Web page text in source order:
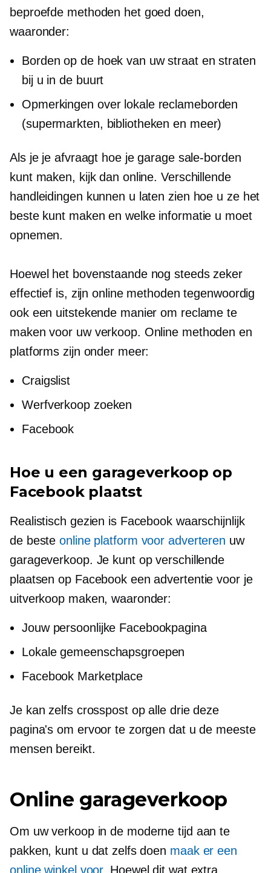
beproefde methoden het goed doen,
waaronder:
Borden op de hoek van uw straat en straten
bij u in de buurt
Opmerkingen over lokale reclameborden
(supermarkten, bibliotheken en meer)
Als je je afvraagt ​​hoe je garage sale-borden
kunt maken, kijk dan online. Verschillende
handleidingen kunnen u laten zien hoe u ze het
beste kunt maken en welke informatie u moet
opnemen.
Hoewel het bovenstaande nog steeds zeker
effectief is, zijn online methoden tegenwoordig
ook een uitstekende manier om reclame te
maken voor uw verkoop. Online methoden en
platforms zijn onder meer:
Craigslist
Werfverkoop zoeken
Facebook
Hoe u een garageverkoop op
Facebook plaatst
Realistisch gezien is Facebook waarschijnlijk
de besteonline platform voor adverteren uw
garageverkoop. Je kunt op verschillende
plaatsen op Facebook een advertentie voor je
uitverkoop maken, waaronder:
Jouw persoonlijke Facebookpagina
Lokale gemeenschapsgroepen
Facebook Marketplace
Je kan zelfs crosspostop alle drie deze
pagina's om ervoor te zorgen dat u de meeste
mensen bereikt.
Online garageverkoop
Om uw verkoop in de moderne tijd aan te
pakken, kunt u dat zelfs doen maak er een
online winkel voor. Hoewel dit wat extra